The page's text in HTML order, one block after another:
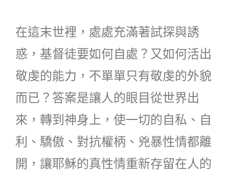
在這末世裡，處處充滿著試探與誘
惑，基督徒要如何自處？又如何活出
敬虔的能力，不單單只有敬虔的外貌
而已？答案是讓人的眼目從世界出
來，轉到神身上，使一切的自私、自
利、驕傲、對抗權柄、兇暴性情都離
開，讓耶穌的真性情重新存留在人的